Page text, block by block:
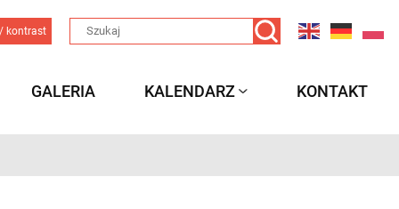
kontrast
GALERIA KALENDARZ KONTAKT